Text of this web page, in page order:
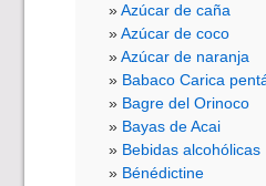
Azúcar de caña
Azúcar de coco
Azúcar de naranja
Babaco Carica
Bagre del Orinoco
Bayas de Acai
Bebidas alcohólicas
Bénédictine